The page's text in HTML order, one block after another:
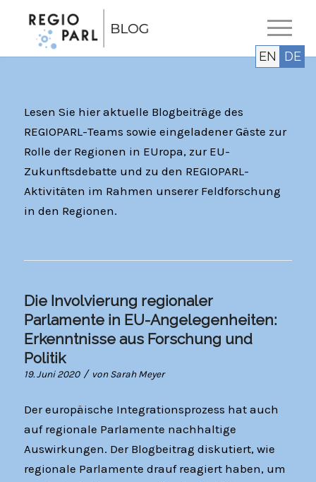
Lesen Sie hier aktuelle Blogbeiträge des
REGIOPARL-Teams sowie eingeladener Gäste zur
Rolle der Regionen in EUropa, zur EU-
Zukunftsdebatte und zu den REGIOPARL-
Aktivitäten im Rahmen unserer Feldforschung
in den Regionen.
Die Involvierung regionaler
Parlamente in EU-Angelegenheiten:
Erkenntnisse aus Forschung und
Politik
19. Juni 2020 / vonSarah Meyer
Der europäische Integrationsprozess hat auch
auf regionale Parlamente nachhaltige
Auswirkungen. Der Blogbeitrag diskutiert, wie
regionale Parlamente drauf reagiert haben, um
EN DE